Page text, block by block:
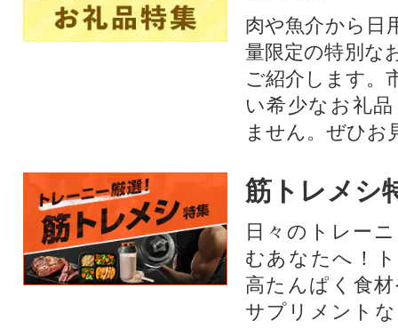
肉や魚介から日
量限定の特別な
ご紹介します。
い希少なお礼
ません。ぜひお
筋トレメシ
日々のトレー
むあなたへ！
高たんぱく食
サプリメント